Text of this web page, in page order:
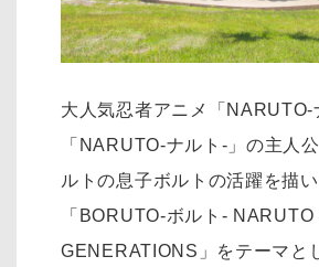
大人気忍者アニメ「NARUTO-
「NARUTO-ナルト-」の主人
ルトの息子ボルトの活躍を描
「BORUTO-ボルト-
GENERATIONS」をテーマと